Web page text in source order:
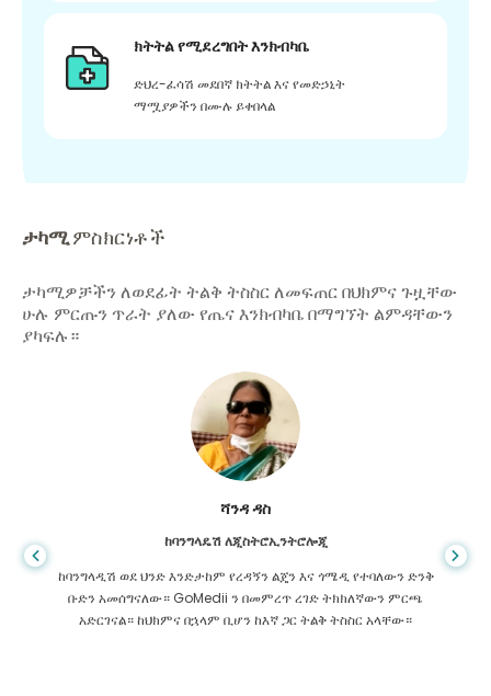
ክትትል የሚደረግበት እንክብካቤ
ድህረ-ፈሳሽ መደበኛ ክትትል እና የመድኃኒት
ማሟያዎችን በሙሉ ይቀበላል
ታካሚምስክርነቶች
ታካሚዎቻችን ለወደፊት ትልቅ ትስስር ለመፍጠር በህክምና ጉዟቸው
ሁሉ ምርጡን ጥራት ያለው የጤና እንክብካቤ በማግኘት ልምዳቸውን
ያካፍሉ።
ሻንዳ ዳስ
ከባንግላዴሽ ለጂስትሮኢንትሮሎጂ
ከባንግላዲሽ ወደ ህንድ እንድታከም የረዳኝን ልጄን እና ጎሜዲ የተባለውን ድንቅ
ቡድን አመሰግናለው። GoMedii ን በመምረጥ ረገድ ትክክለኛውን ምርጫ
አድርገናል። ከህክምና በኋላም ቢሆን ከእኛ ጋር ትልቅ ትስስር አላቸው።